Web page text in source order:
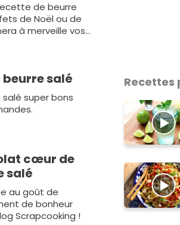
de beurre
de Noël ou de
à merveille vos
salé
super bons
cœur de
salé
au goût de
de bonheur
Scrapcooking !
Recettes